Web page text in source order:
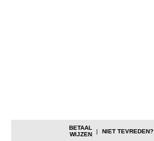
BETAAL
WIJZEN
| NIET TEVREDEN?